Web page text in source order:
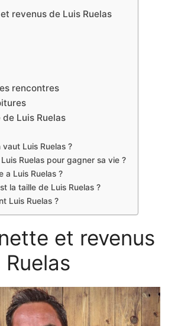
revenus de Luis Ruelas
rencontres
Luis Ruelas
vaut Luis Ruelas ?
Ruelas pour gagner sa vie ?
a Luis Ruelas ?
la taille de Luis Ruelas ?
Luis Ruelas ?
et revenus